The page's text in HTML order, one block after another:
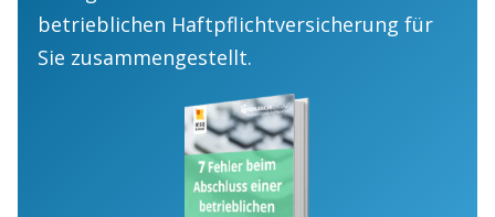
betrieblichen Haftpflichtversicherung für
Sie zusammengestellt.